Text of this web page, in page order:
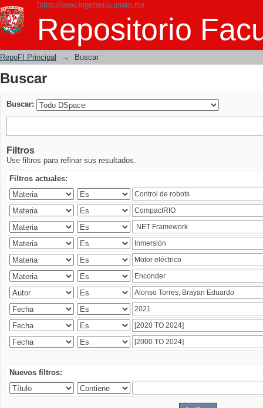
https://www.ingenieria.unam.mx
Repositorio
Buscar
RepoFI Principal → Buscar
Buscar
Buscar:
Filtros
Use filtros para refinar sus resultados.
Filtros actuales:
Nuevos filtros: